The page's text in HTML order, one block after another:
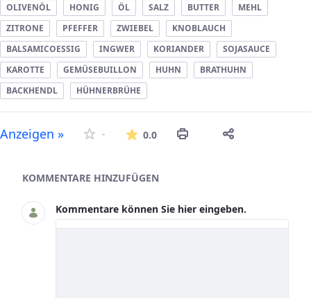
OLIVENÖL HONIG ÖL SALZ BUTTER
MEHL
ZITRONE
PFEFFER ZWIEBEL
KNOBLAUCH
BALSAMICOESSIG
INGWER KORIANDER
SOJASAUCE
KAROTTE
GEMÜSEBUILLON HUHN
BRATHUHN
BACKHENDL
HÜHNERBRÜHE
Anzeigen » - 0.0Die durchschnittliche
Asset-Herausgeber
KOMMENTARE HINZUFÜGEN
Kommentare können Sie hier eingeben.